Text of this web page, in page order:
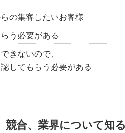
の集客したいお客様
う必要がある
きないので、
してもらう必要がある
合、業界について知る